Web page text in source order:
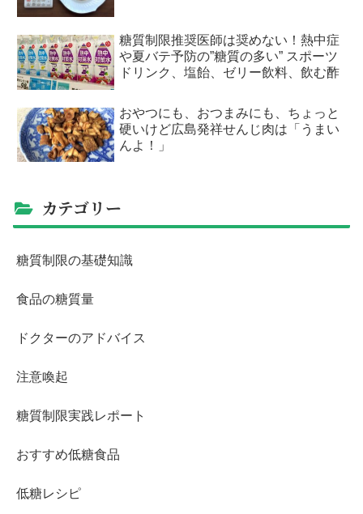
糖質制限推奨医師は奨めない！熱中症
や夏バテ予防の”糖質の多い” スポーツ
ドリンク、塩飴、ゼリー飲料、飲む酢
おやつにも、おつまみにも、ちょっと
硬いけど広島発祥せんじ肉は「うまい
んよ！」
カテゴリー
糖質制限の基礎知識
食品の糖質量
ドクターのアドバイス
注意喚起
糖質制限実践レポート
おすすめ低糖食品
低糖レシピ